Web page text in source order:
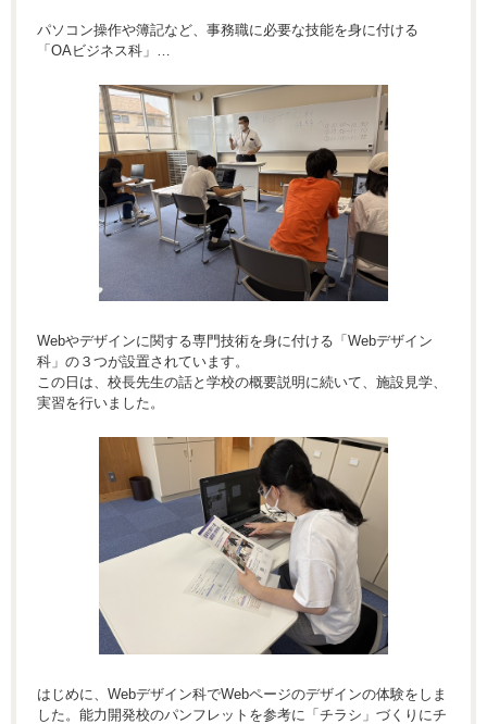
パソコン操作や簿記など、事務職に必要な技能を身に付ける
「OAビジネス科」…
Webやデザインに関する専門技術を身に付ける「Webデザイン
科」の３つが設置されています。
この日は、校長先生の話と学校の概要説明に続いて、施設見学、
実習を行いました。
はじめに、Webデザイン科でWebページのデザインの体験をしま
した。能力開発校のパンフレットを参考に「チラシ」づくりにチ